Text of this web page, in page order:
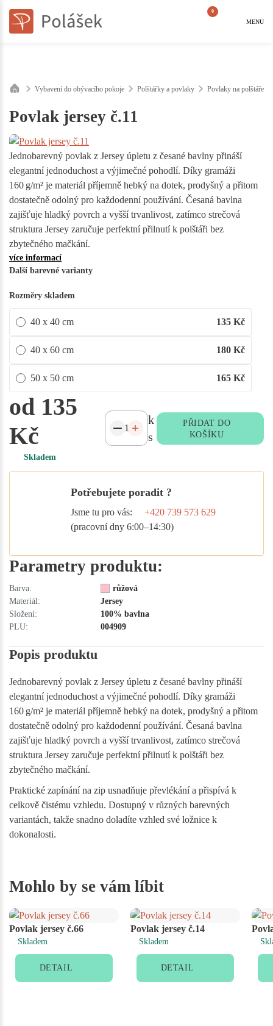
0
MENU
Vybavení do obývacího pokoje Polštářky a povlaky Povlaky na polštáře
Povlak jersey č.11
Jednobarevný povlak z Jersey úpletu z česané bavlny přináší
elegantní jednoduchost a výjimečné pohodlí. Díky gramáži
160 g/m² je materiál příjemně hebký na dotek, prodyšný a přitom
dostatečně odolný pro každodenní používání. Česaná bavlna
zajišťuje hladký povrch a vyšší trvanlivost, zatímco strečová
struktura Jersey zaručuje perfektní přilnutí k polštáři bez
zbytečného mačkání.
více informací
Další barevné varianty
Rozměry skladem
40 x 40 cm 135 Kč
40 x 60 cm 180 Kč
50 x 50 cm 165 Kč
od 135
Kč
Skladem
k
s
PŘIDAT DO
KOŠÍKU
Potřebujete poradit ?
Jsme tu pro vás:
+420 739 573 629
(pracovní dny 6:00–14:30)
Parametry produktu:
Barva:
růžová
Materiál:
Jersey
Složení:
100% bavlna
PLU:
004909
Popis produktu
Jednobarevný povlak z Jersey úpletu z česané bavlny přináší
elegantní jednoduchost a výjimečné pohodlí. Díky gramáži
160 g/m² je materiál příjemně hebký na dotek, prodyšný a přitom
dostatečně odolný pro každodenní používání. Česaná bavlna
zajišťuje hladký povrch a vyšší trvanlivost, zatímco strečová
struktura Jersey zaručuje perfektní přilnutí k polštáři bez
zbytečného mačkání.
Praktické zapínání na zip usnadňuje převlékání a přispívá k
celkově čistému vzhledu. Dostupný v různých barevných
variantách, takže snadno doladíte vzhled své ložnice k
dokonalosti.
Mohlo by se vám líbit
Povlak jersey č.66
Skladem
DETAIL
Povlak jersey č.14
Skladem
DETAIL